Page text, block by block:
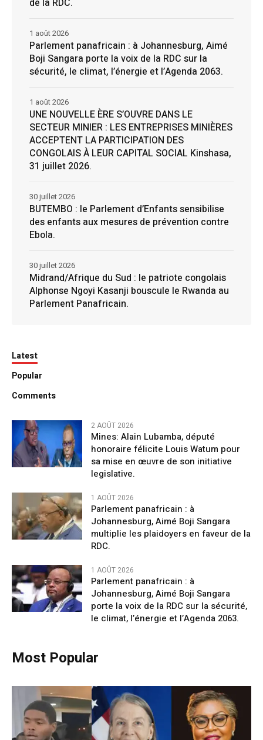
de la RDC.
Parlement panafricain : à Johannesburg, Aimé
Boji Sangara porte la voix de la RDC sur la
sécurité, le climat, l’énergie et l’Agenda 2063.
1 août 2026
UNE NOUVELLE ÈRE S’OUVRE DANS LE
SECTEUR MINIER : LES ENTREPRISES MINIÈRES
ACCEPTENT LA PARTICIPATION DES
CONGOLAIS À LEUR CAPITAL SOCIAL Kinshasa,
31 juillet 2026.
1 août 2026
BUTEMBO : le Parlement d’Enfants sensibilise
des enfants aux mesures de prévention contre
Ebola.
30 juillet 2026
Midrand/Afrique du Sud : le patriote congolais
Alphonse Ngoyi Kasanji bouscule le Rwanda au
Parlement Panafricain.
30 juillet 2026
Latest
Popular
Comments
2 AOÛT 2026
Mines: Alain Lubamba, député
honoraire félicite Louis Watum pour
sa mise en œuvre de son initiative
legislative.
1 AOÛT 2026
Parlement panafricain : à
Johannesburg, Aimé Boji Sangara
multiplie les plaidoyers en faveur de la
RDC.
1 AOÛT 2026
Parlement panafricain : à
Johannesburg, Aimé Boji Sangara
porte la voix de la RDC sur la sécurité,
le climat, l’énergie et l’Agenda 2063.
Most Popular